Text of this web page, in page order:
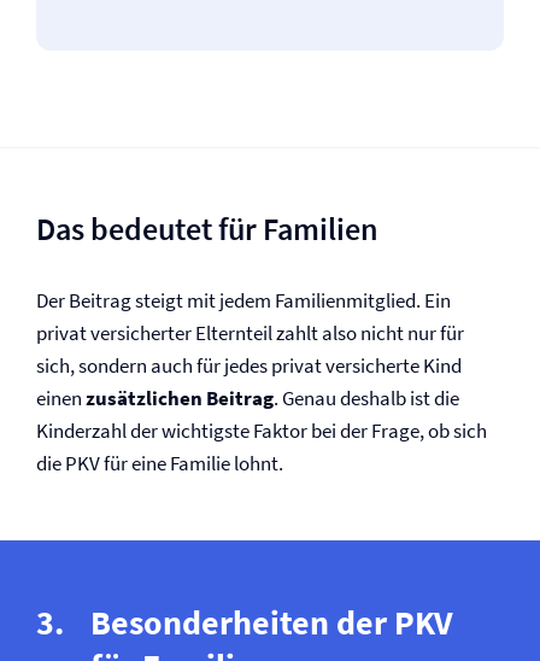
Das bedeutet für Familien
Der Beitrag steigt mit jedem Familienmitglied. Ein
privat versicherter Elternteil zahlt also nicht nur für
sich, sondern auch für jedes privat versicherte Kind
einenzusätzlichen Beitrag. Genau deshalb ist die
Kinderzahl der wichtigste Faktor bei der Frage, ob sich
die PKV für eine Familie lohnt.
Besonderheiten der PKV